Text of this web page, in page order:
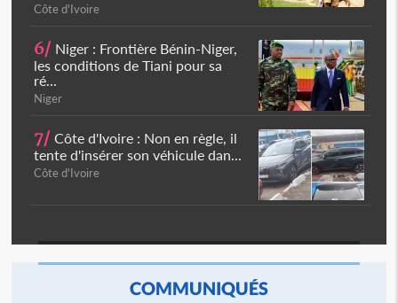
Côte d'Ivoire
6/ Niger : Frontière Bénin-Niger,
les conditions de Tiani pour sa
ré...
Niger
7/ Côte d'Ivoire : Non en règle, il
tente d'insérer son véhicule dan...
Côte d'Ivoire
COMMUNIQUÉS